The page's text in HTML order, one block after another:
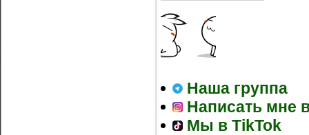
Наша группа
Написать мне
Мы в TikTok